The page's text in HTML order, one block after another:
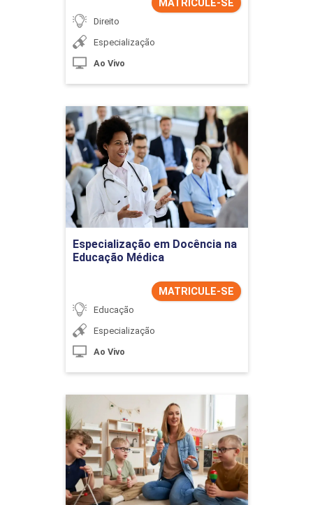
MATRICULE-SE
Direito
Especialização
Ao Vivo
Especialização em Docência na
Educação Médica
MATRICULE-SE
Educação
Especialização
Ao Vivo
Especialização em
Docência na Educação
Médica
Detalhes do curso
Especialização em
Educação Especial com
Foco em Tea e
Neurodiversidades
Detalhes do curso